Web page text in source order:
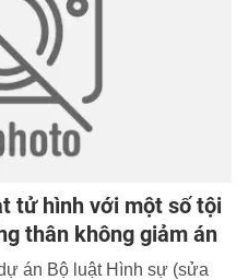
tử hình với một số tội
thân không giảm án
án Bộ luật Hình sự (sửa